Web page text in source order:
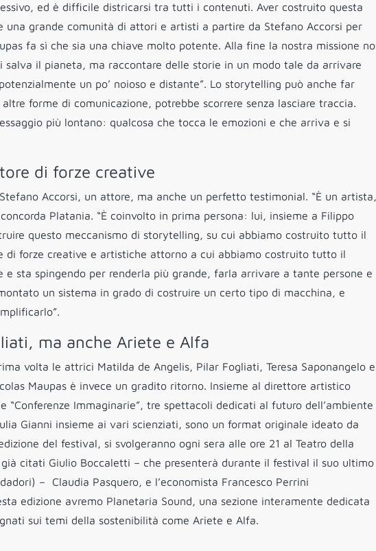
ed è difficile districarsi tra tutti i contenuti. Aver costruito questa
una grande comunità di attori e artisti a partire da Stefano Accorsi per
fa sì che sia una chiave molto potente. Alla fine la nostra missione
salva il pianeta, ma raccontare delle storie in un modo tale da arrivare
un po’ noioso e distante”. Lo storytelling può anche far
forme di comunicazione, potrebbe scorrere senza lasciare traccia.
più lontano: qualcosa che tocca le emozioni e che arriva e si
di forze creative
Accorsi, un attore, ma anche un perfetto testimonial. “È un artista,
Platania. “È coinvolto in prima persona: lui, insieme a Filippo
questo meccanismo di storytelling, su cui abbiamo costruito tutto il
di forze creative e artistiche attorno a cui abbiamo costruito tutto il
e sta spingendo per renderla più grande, farla arrivare a tante persone e
un sistema in grado di costruire un certo tipo di macchina, e
ma anche Ariete e Alfa
volta le attrici Matilda de Angelis, Pilar Fogliati, Teresa Saponangelo e
Maupas è invece un gradito ritorno. Insieme al direttore artistico
“Conferenze Immaginarie”, tre spettacoli dedicati al futuro dell’ambiente
Gianni insieme ai vari scienziati, sono un format originale ideato da
del festival, si svolgeranno ogni sera alle ore 21 al Teatro della
citati Giulio Boccaletti – che presenterà durante il festival il suo ultimo
– Claudia Pasquero, e l’economista Francesco Perrini
edizione avremo Planetaria Sound, una sezione interamente dedicata
sui temi della sostenibilità come Ariete e Alfa.